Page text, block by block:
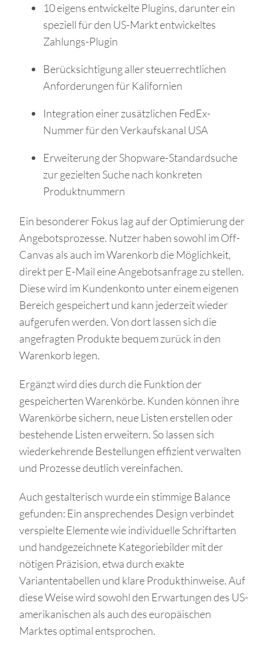
10 eigens entwickelte Plugins, darunter ein
speziell für den US-Markt entwickeltes
Zahlungs-Plugin
Berücksichtigung aller steuerrechtlichen
Anforderungen für Kalifornien
Integration einer zusätzlichen FedEx-
Nummer für den Verkaufskanal USA
Erweiterung der Shopware-Standardsuche
zur gezielten Suche nach konkreten
Produktnummern
Ein besonderer Fokus lag auf der Optimierung der
Angebotsprozesse. Nutzer haben sowohl im Off-
Canvas als auch im Warenkorb die Möglichkeit,
direkt per E-Mail eine Angebotsanfrage zu stellen.
Diese wird im Kundenkonto unter einem eigenen
Bereich gespeichert und kann jederzeit wieder
aufgerufen werden. Von dort lassen sich die
angefragten Produkte bequem zurück in den
Warenkorb legen.
Ergänzt wird dies durch die Funktion der
gespeicherten Warenkörbe. Kunden können ihre
Warenkörbe sichern, neue Listen erstellen oder
bestehende Listen erweitern. So lassen sich
wiederkehrende Bestellungen effizient verwalten
und Prozesse deutlich vereinfachen.
Auch gestalterisch wurde ein stimmige Balance
gefunden: Ein ansprechendes Design verbindet
verspielte Elemente wie individuelle Schriftarten
und handgezeichnete Kategoriebilder mit der
nötigen Präzision, etwa durch exakte
Variantentabellen und klare Produkthinweise. Auf
diese Weise wird sowohl den Erwartungen des US-
amerikanischen als auch des europäischen
Marktes optimal entsprochen.